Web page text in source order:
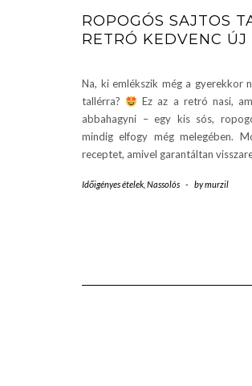
ROPOGÓS SAJTOS
RETRÓ KEDVENC ÚJ
Na, ki emlékszik még a gyerekkor
tallérra?
Ez az a retró nasi,
abbahagyni – egy kis sós,
mindig elfogy még melegében.
receptet, amivel garantáltan
Időigényes ételek Nassolós - bymurzil